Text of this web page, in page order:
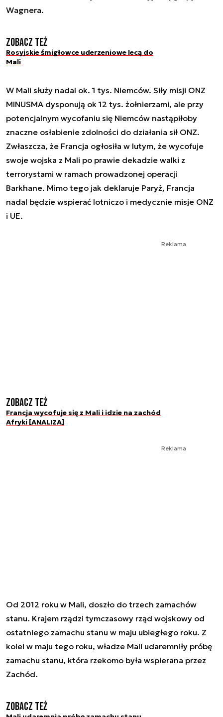
Wagnera.
Zobacz też
Rosyjskie śmigłowce uderzeniowe lecą do
Mali
W Mali służy nadal ok. 1 tys. Niemców. Siły misji ONZ
MINUSMA dysponują ok 12 tys. żołnierzami, ale przy
potencjalnym wycofaniu się Niemców nastąpiłoby
znaczne osłabienie zdolności do działania sił ONZ.
Zwłaszcza, że Francja ogłosiła w lutym, że wycofuje
swoje wojska z Mali po prawie dekadzie walki z
terrorystami w ramach prowadzonej operacji
Barkhane. Mimo tego jak deklaruje Paryż, Francja
nadal będzie wspierać lotniczo i medycznie misje ONZ
i UE.
Reklama
Zobacz też
Francja wycofuje się z Mali i idzie na zachód
Afryki [ANALIZA]
Reklama
Od 2012 roku w Mali, doszło do trzech zamachów
stanu. Krajem rządzi tymczasowy rząd wojskowy od
ostatniego zamachu stanu w maju ubiegłego roku. Z
kolei w maju tego roku, władze Mali udaremniły próbę
zamachu stanu, która rzekomo była wspierana przez
Zachód.
Zobacz też